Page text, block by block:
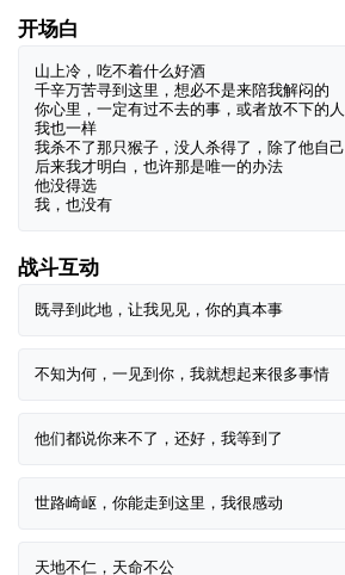
开场白
山上冷，吃不着什么好酒
千辛万苦寻到这里，想必不是来陪我解闷的
你心里，一定有过不去的事，或者放不下的人
我也一样
我杀不了那只猴子，没人杀得了，除了他自己
后来我才明白，也许那是唯一的办法
他没得选
战斗互动
天地不仁，天命不公